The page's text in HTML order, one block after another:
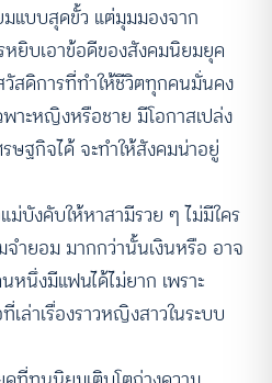
มแบบสุดขั้ว แต่มุมมองจาก
ยิบเอาข้อดีของสังคมนิยมยุค
วัสดิการที่ทำให้ชีวิตทุกคนมั่นคง
าะหญิงหรือชาย มีโอกาสเปล่ง
ษฐกิจได้ จะทำให้สังคมน่าอยู่
บังคับให้หาสามีรวย ๆ ไม่มีใคร
ำยอม มากกว่านั้นเงินหรือ อาจ
หนึ่งมีแฟนได้ไม่ยาก เพราะ
ล่าเรื่องราวหญิงสาวในระบบ